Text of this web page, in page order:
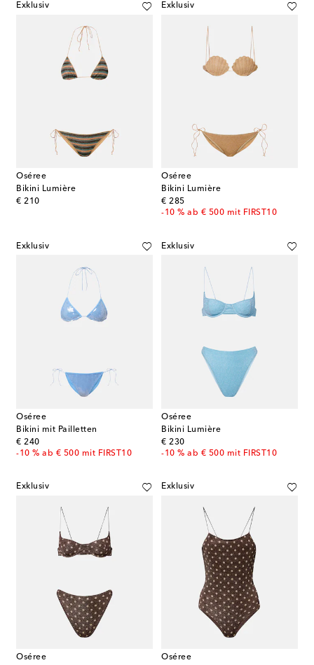
Exklusiv
Oséree
Bikini Lumière
€ 210
original price
Exklusiv
Oséree
Bikini Lumière
€ 285
original price
-10 % ab € 500 mit FIRST10
Exklusiv
Oséree
Bikini mit Pailletten
€ 240
original price
-10 % ab € 500 mit FIRST10
Exklusiv
Oséree
Bikini Lumière
€ 230
original price
-10 % ab € 500 mit FIRST10
Exklusiv
Oséree
Exklusiv
Oséree